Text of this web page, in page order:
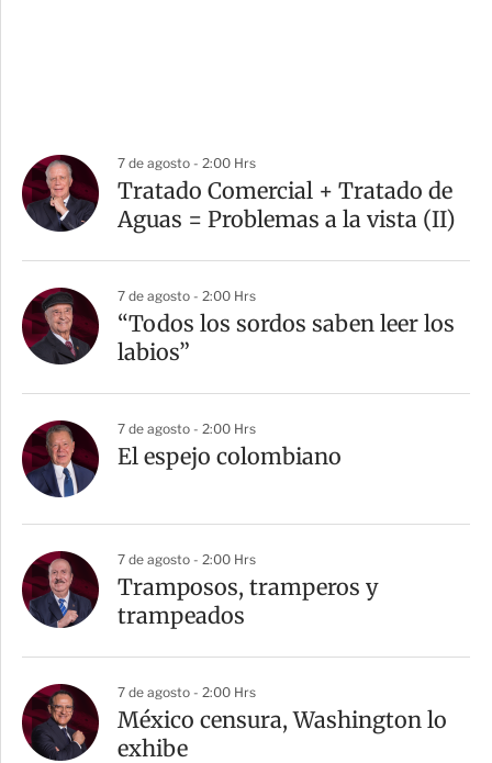
7 de agosto - 2:00 Hrs
Tratado Comercial + Tratado de
Aguas = Problemas a la vista (II)
7 de agosto - 2:00 Hrs
“Todos los sordos saben leer los
labios”
7 de agosto - 2:00 Hrs
El espejo colombiano
7 de agosto - 2:00 Hrs
Tramposos, tramperos y
trampeados
7 de agosto - 2:00 Hrs
México censura, Washington lo
exhibe